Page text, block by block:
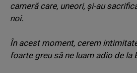
cameră care, uneori, și-au
noi.
În acest moment, cerem
foarte greu să ne luam adio de la